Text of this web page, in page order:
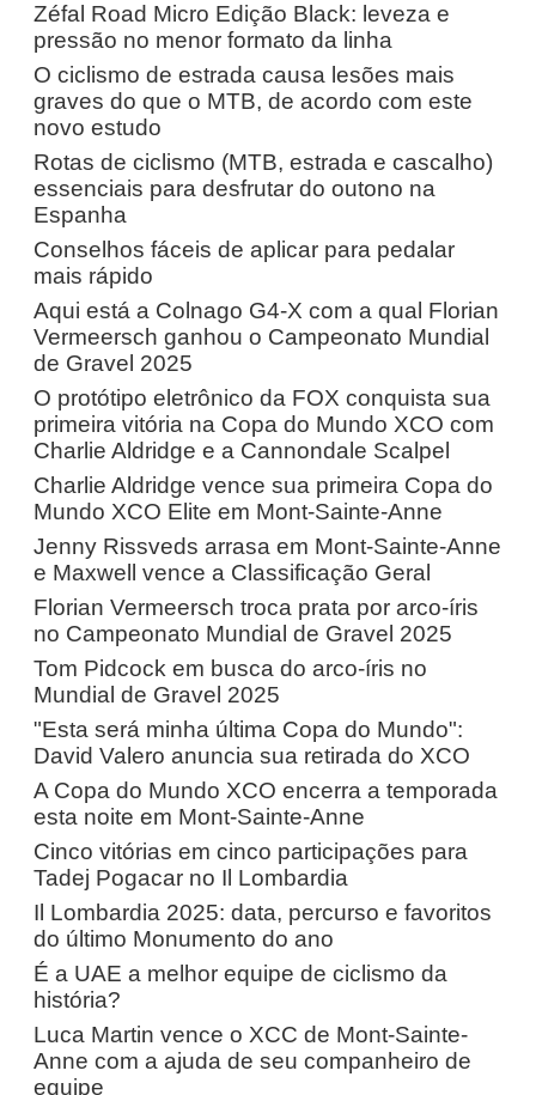
Zéfal Road Micro Edição Black: leveza e
pressão no menor formato da linha
O ciclismo de estrada causa lesões mais
graves do que o MTB, de acordo com este
novo estudo
Rotas de ciclismo (MTB, estrada e cascalho)
essenciais para desfrutar do outono na
Espanha
Conselhos fáceis de aplicar para pedalar
mais rápido
Aqui está a Colnago G4-X com a qual Florian
Vermeersch ganhou o Campeonato Mundial
de Gravel 2025
O protótipo eletrônico da FOX conquista sua
primeira vitória na Copa do Mundo XCO com
Charlie Aldridge e a Cannondale Scalpel
Charlie Aldridge vence sua primeira Copa do
Mundo XCO Elite em Mont-Sainte-Anne
Jenny Rissveds arrasa em Mont-Sainte-Anne
e Maxwell vence a Classificação Geral
Florian Vermeersch troca prata por arco-íris
no Campeonato Mundial de Gravel 2025
Tom Pidcock em busca do arco-íris no
Mundial de Gravel 2025
"Esta será minha última Copa do Mundo":
David Valero anuncia sua retirada do XCO
A Copa do Mundo XCO encerra a temporada
esta noite em Mont-Sainte-Anne
Cinco vitórias em cinco participações para
Tadej Pogacar no Il Lombardia
Il Lombardia 2025: data, percurso e favoritos
do último Monumento do ano
É a UAE a melhor equipe de ciclismo da
história?
Luca Martin vence o XCC de Mont-Sainte-
Anne com a ajuda de seu companheiro de
equipe